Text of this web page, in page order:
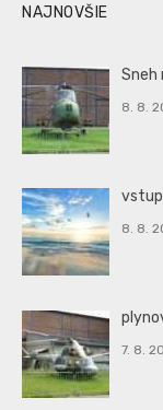
NAJNOVŠIE
Sneh
8. 8.
8. 8.
7. 8.